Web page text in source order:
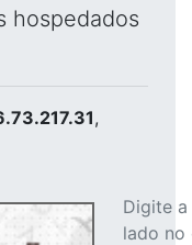
hospedados
,
Digite
lado no